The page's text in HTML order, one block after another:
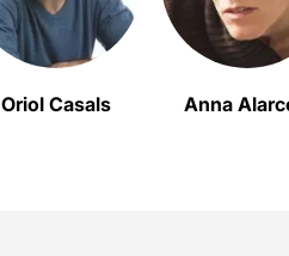
Oriol Casals Anna